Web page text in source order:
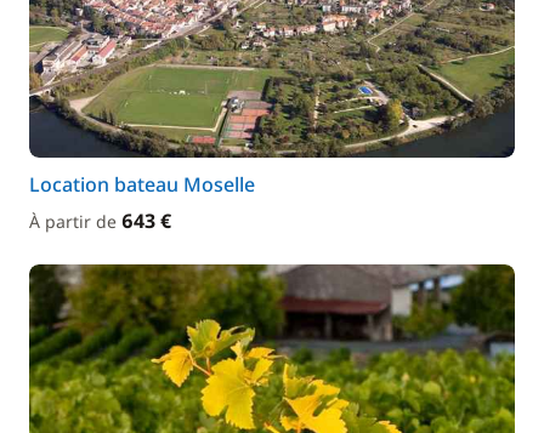
Location bateau Moselle
À partir de 643 €